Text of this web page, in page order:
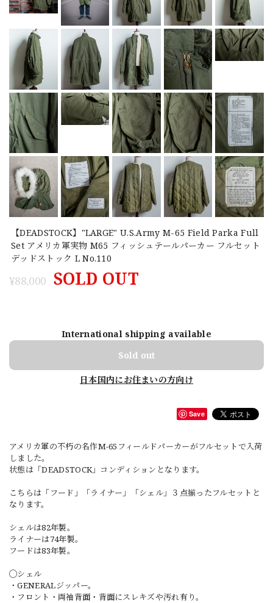
【DEADSTOCK】"LARGE" U.S.Army M-65 Field Parka Full
Set アメリカ軍実物 M65 フィッシュテールパーカー フルセット
デッドストック L No.110
¥88,000 SOLD OUT
International shipping available
Sold out
日本国内にお住まいの方向け
Save
アメリカ軍の不朽の名作M-65フィールドパーカーがフルセットで入荷
しました。
状態は「DEADSTOCK」コンディションとなります。
こちらは「フード」「ライナー」「シェル」３点揃ったフルセットと
なります。
シェルは82年製。
ライナーは74年製。
フードは83年製。
◯シェル
・GENERALジッパー。
・フロント・両袖背面・背面にスレキズや汚れ有り。